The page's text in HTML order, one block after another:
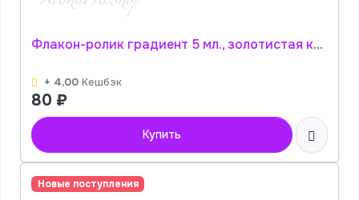
Флакон-ролик градиент 5 мл., золотистая крышка (цвет в ассортименте) АромаПро
+ 4,00 Кешбэк
80 ₽
Купить
Новые поступления